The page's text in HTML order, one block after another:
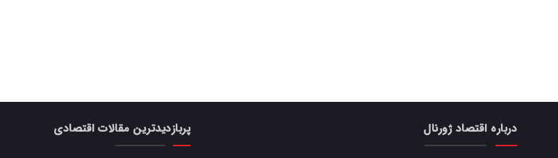
درباره اقتصاد ژورنال پربازدیدترین مقالات اقتصادی